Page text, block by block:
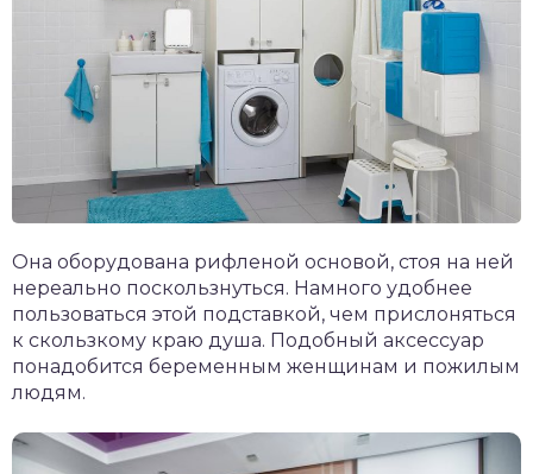
Она оборудована рифленой основой, стоя на ней
нереально поскользнуться. Намного удобнее
пользоваться этой подставкой, чем прислоняться
к скользкому краю душа. Подобный аксессуар
понадобится беременным женщинам и пожилым
людям.